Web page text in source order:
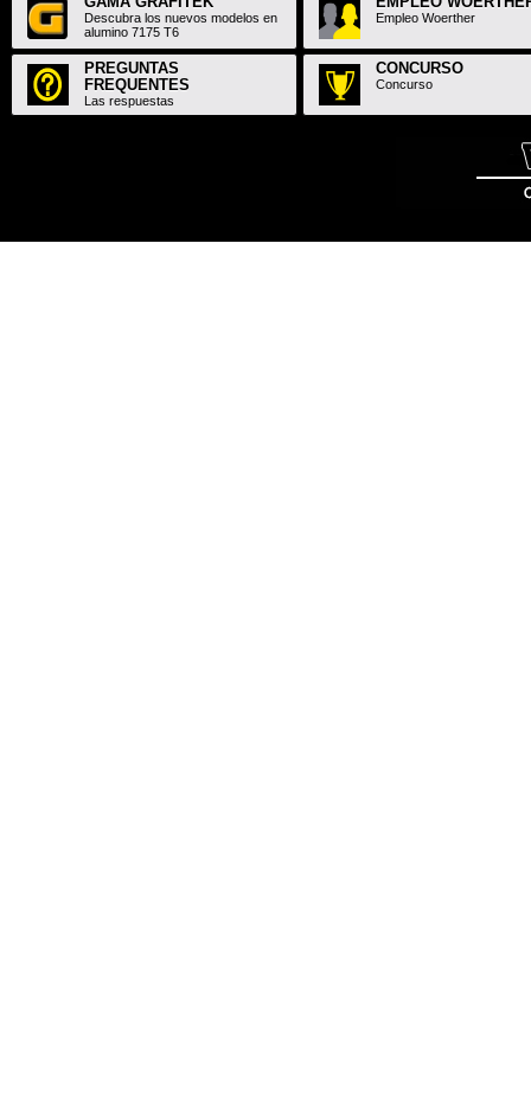
Descubra los nuevos modelos en
alumino 7175 T6
PREGUNTAS
FREQUENTES
Las respuestas
Empleo Woerther
CONCURSO
Concurso